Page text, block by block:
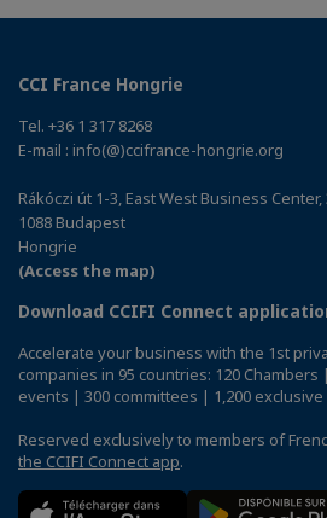
CCI France Hongrie
Tel. +36 1 317 8268
E-mail : info(@)ccifrance-hongrie.org
Rákóczi út 1-3, East West Business
1088 Budapest
Hongrie
(Access the map)
Download CCIFI Connect
Accelerate your business with the 1st
companies in 95 countries: 120
events | 300 committees | 1,200
Reserved exclusively to members of
the CCIFI Connect app.